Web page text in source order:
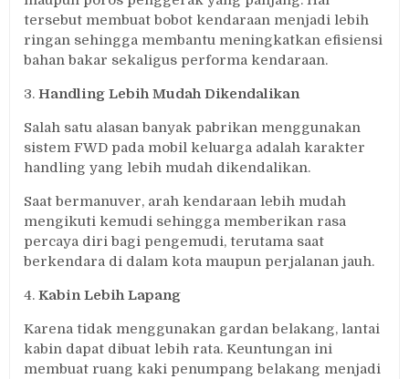
tersebut membuat bobot kendaraan menjadi lebih
ringan sehingga membantu meningkatkan efisiensi
bahan bakar sekaligus performa kendaraan.
3.Handling Lebih Mudah Dikendalikan
Salah satu alasan banyak pabrikan menggunakan
sistem FWD pada mobil keluarga adalah karakter
handling yang lebih mudah dikendalikan.
Saat bermanuver, arah kendaraan lebih mudah
mengikuti kemudi sehingga memberikan rasa
percaya diri bagi pengemudi, terutama saat
berkendara di dalam kota maupun perjalanan jauh.
4.Kabin Lebih Lapang
Karena tidak menggunakan gardan belakang, lantai
kabin dapat dibuat lebih rata. Keuntungan ini
membuat ruang kaki penumpang belakang menjadi